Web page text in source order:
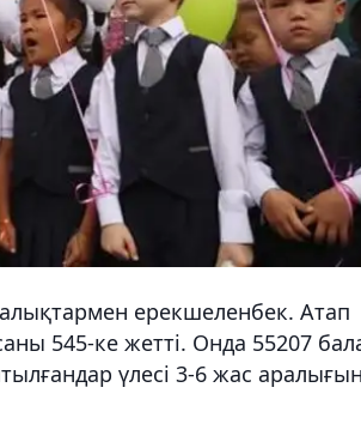
ерекшеленбек. Атап
545-ке жетті. Онда 55207
үлесі 3-6 жас